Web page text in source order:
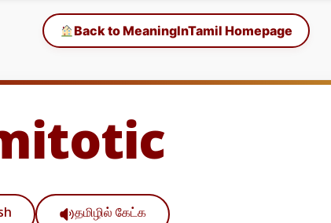
Back to MeaningInTamil Homepage
தமிழில் கேட்க